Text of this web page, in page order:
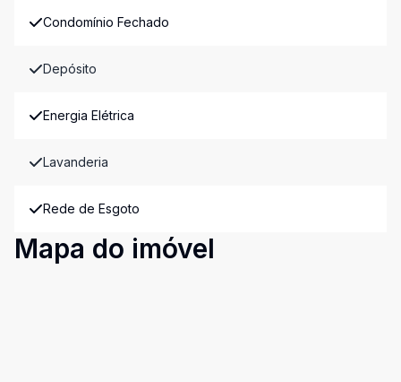
Condomínio Fechado
Depósito
Energia Elétrica
Lavanderia
Rede de Esgoto
Mapa do imóvel